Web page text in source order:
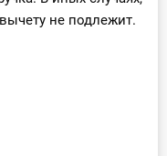
не подлежит.